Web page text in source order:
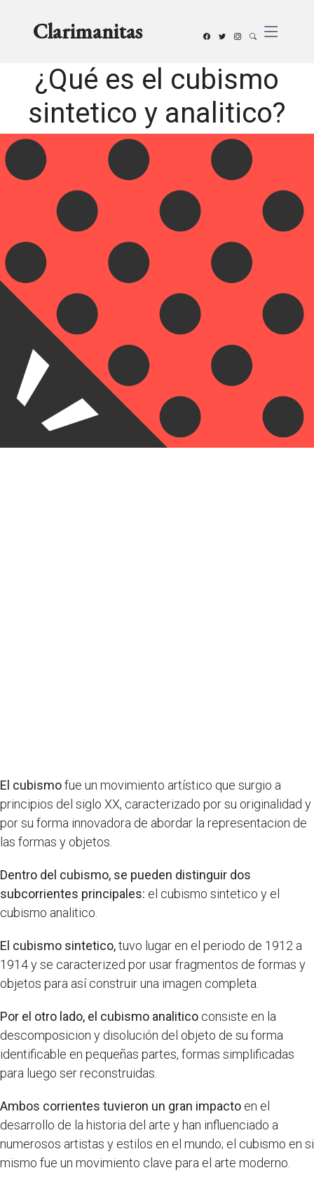
Clarimanitas
¿Qué es el cubismo
sintetico y analitico?
El cubismofue un movimiento artístico que surgio a
principios del siglo XX, caracterizado por su originalidad y
por su forma innovadora de abordar la representacion de
las formas y objetos.
Dentro del cubismo, se pueden distinguir dos
subcorrientes principales: el cubismo sintetico y el
cubismo analitico.
El cubismo sintetico,tuvo lugar en el periodo de 1912 a
1914 y se caracterized por usar fragmentos de formas y
objetos para así construir una imagen completa.
Por el otro lado, el cubismo analitico consiste en la
descomposicion y disolución del objeto de su forma
identificable en pequeñas partes, formas simplificadas
para luego ser reconstruidas.
Ambos corrientes tuvieron un gran impacto en el
desarrollo de la historia del arte y han influenciado a
numerosos artistas y estilos en el mundo; el cubismo en si
mismo fue un movimiento clave para el arte moderno.